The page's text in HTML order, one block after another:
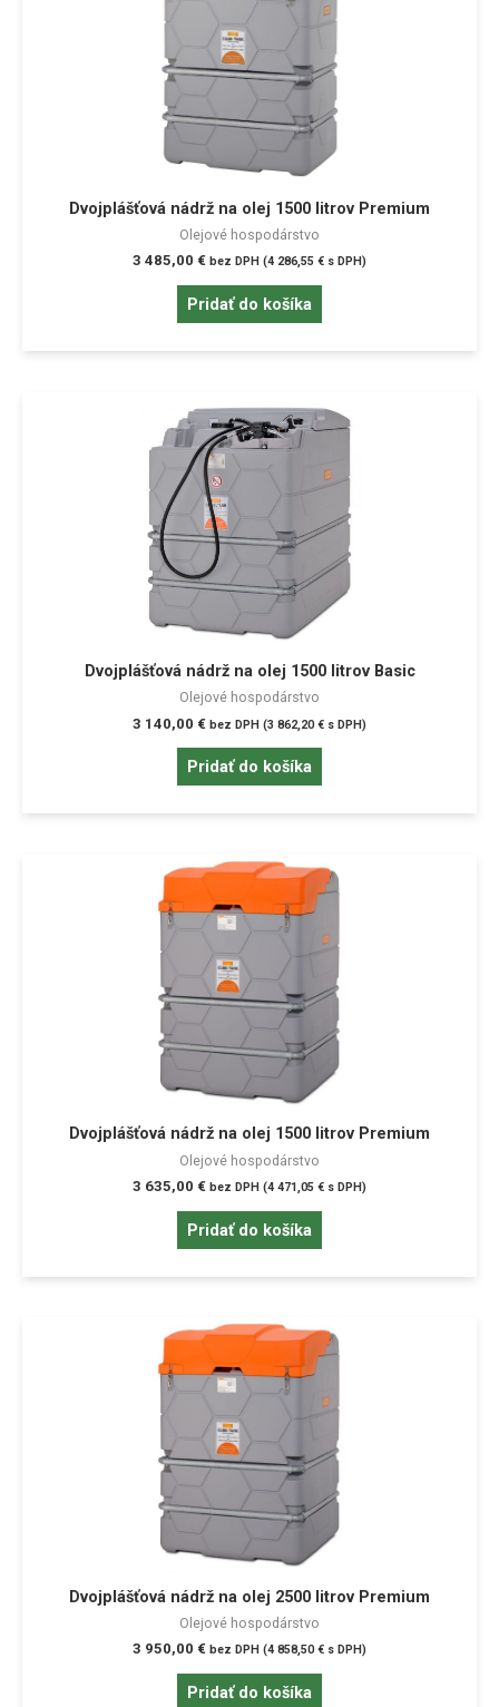
Dvojplášťová nádrž na olej 1500 litrov Premium
Olejové hospodárstvo
3 485,00 € bez DPH (4 286,55 € s DPH)
Pridať do košíka
Dvojplášťová nádrž na olej 1500 litrov Basic
Olejové hospodárstvo
3 140,00 € bez DPH (3 862,20€ s DPH)
Pridať do košíka
Dvojplášťová nádrž na olej 1500 litrov Premium
Olejové hospodárstvo
3 635,00 € bez DPH (4 471,05 € s DPH)
Pridať do košíka
Dvojplášťová nádrž na olej 2500 litrov Premium
Olejové hospodárstvo
3 950,00 € bez DPH (4 858,50€ s DPH)
Pridať do košíka